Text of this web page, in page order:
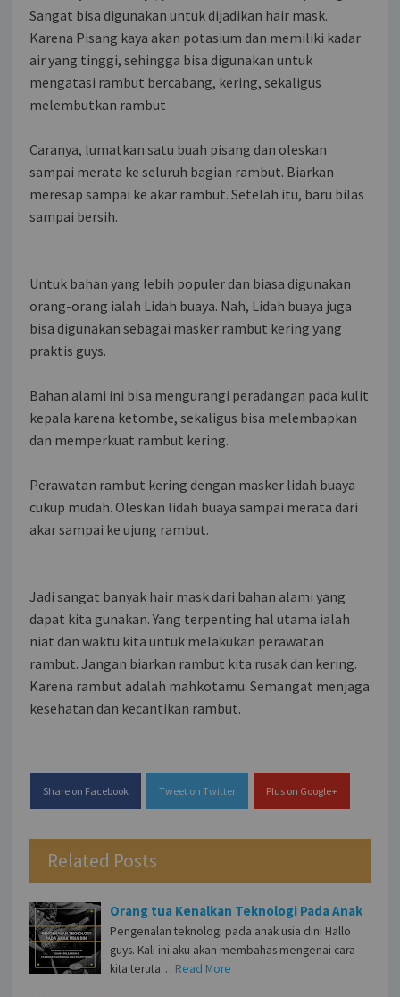
Sangat bisa digunakan untuk dijadikan hair mask.
Karena Pisang kaya akan potasium dan memiliki kadar
air yang tinggi, sehingga bisa digunakan untuk
mengatasi rambut bercabang, kering, sekaligus
melembutkan rambut
Caranya, lumatkan satu buah pisang dan oleskan
sampai merata ke seluruh bagian rambut. Biarkan
meresap sampai ke akar rambut. Setelah itu, baru bilas
sampai bersih.
Untuk bahan yang lebih populer dan biasa digunakan
orang-orang ialah Lidah buaya. Nah, Lidah buaya juga
bisa digunakan sebagai masker rambut kering yang
praktis guys.
Bahan alami ini bisa mengurangi peradangan pada kulit
kepala karena ketombe, sekaligus bisa melembapkan
dan memperkuat rambut kering.
Perawatan rambut kering dengan masker lidah buaya
cukup mudah. Oleskan lidah buaya sampai merata dari
akar sampai ke ujung rambut.
Jadi sangat banyak hair mask dari bahan alami yang
dapat kita gunakan. Yang terpenting hal utama ialah
niat dan waktu kita untuk melakukan perawatan
rambut. Jangan biarkan rambut kita rusak dan kering.
Karena rambut adalah mahkotamu. Semangat menjaga
kesehatan dan kecantikan rambut.
Share on Facebook Tweet on Twitter Plus on Google+
Related Posts
Orang tua Kenalkan Teknologi Pada Anak
Pengenalan teknologi pada anak usia dini Hallo
guys. Kali ini aku akan membahas mengenai cara
kita teruta… Read More